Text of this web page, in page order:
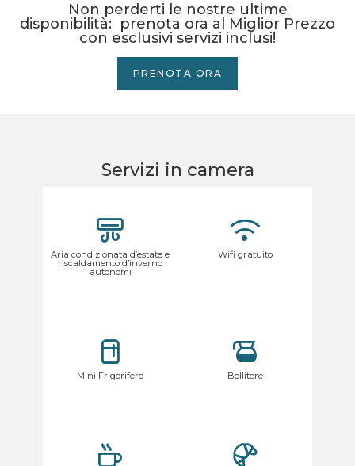
Non perderti le nostre ultime
disponibilità: prenota ora al Miglior Prezzo
con esclusivi servizi inclusi!
PRENOTA ORA
Servizi in camera
Aria condizionata d’estate e
riscaldamento d’inverno
autonomi
Wifi gratuito
Mini Frigorifero Bollitore